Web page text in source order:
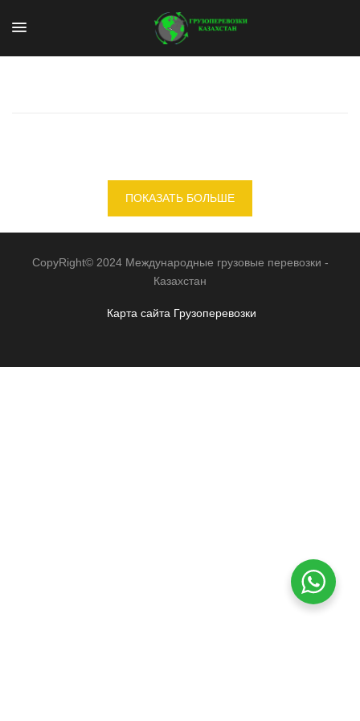
ПОКАЗАТЬ БОЛЬШЕ
CopyRight© 2024 Международные грузовые перевозки -
Казахстан
Карта сайта Грузоперевозки